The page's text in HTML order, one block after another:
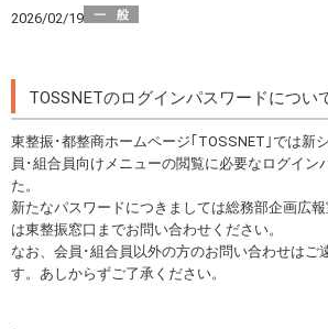
2026/02/19
TOSSNETのログインパスワードについ
東整振･都整商ホームページ｢TOSSNET｣では新
員･組合員向けメニューの閲覧に必要なログイン
た。
新たなパスワードにつきましては総務部企画広報
は東整振窓口までお問い合わせください。
なお、会員･組合員以外の方のお問い合わせはご
す。あしからずご了承ください。